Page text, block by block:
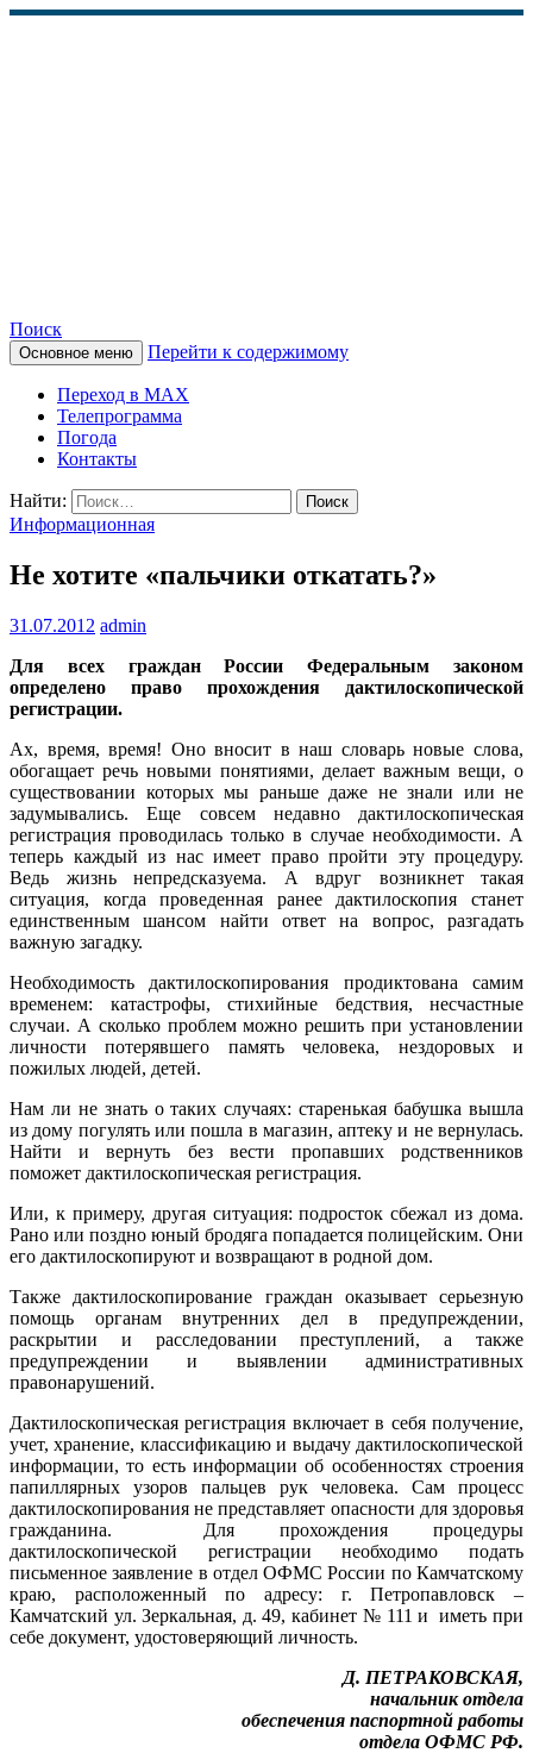
КАМЧАТСКОЕ
ИНФОРМАЦИОННОЕ
АГЕНТСТВО (КИА
«ВЕСТИ»)
Поиск
Основное меню Перейти к содержимому
Переход в MAX
Телепрограмма
Погода
Контакты
Найти:
Информационная
Не хотите «пальчики откатать?»
31.07.2012 admin
Для всех граждан России Федеральным законом
определено право прохождения дактилоскопической
регистрации.
Ах, время, время! Оно вносит в наш словарь новые слова,
обогащает речь новыми понятиями, делает важным вещи, о
существовании которых мы раньше даже не знали или не
задумывались. Еще совсем недавно дактилоскопическая
регистрация проводилась только в случае необходимости. А
теперь каждый из нас имеет право пройти эту процедуру.
Ведь жизнь непредсказуема. А вдруг возникнет такая
ситуация, когда проведенная ранее дактилоскопия станет
единственным шансом найти ответ на вопрос, разгадать
важную загадку.
Необходимость дактилоскопирования продиктована самим
временем: катастрофы, стихийные бедствия, несчастные
случаи. А сколько проблем можно решить при установлении
личности потерявшего память человека, нездоровых и
пожилых людей, детей.
Нам ли не знать о таких случаях: старенькая бабушка вышла
из дому погулять или пошла в магазин, аптеку и не вернулась.
Найти и вернуть без вести пропавших родственников
поможет дактилоскопическая регистрация.
Или, к примеру, другая ситуация: подросток сбежал из дома.
Рано или поздно юный бродяга попадается полицейским. Они
его дактилоскопируют и возвращают в родной дом.
Также дактилоскопирование граждан оказывает серьезную
помощь органам внутренних дел в предупреждении,
раскрытии и расследовании преступлений, а также
предупреждении и выявлении административных
правонарушений.
Дактилоскопическая регистрация включает в себя получение,
учет, хранение, классификацию и выдачу дактилоскопической
информации, то есть информации об особенностях строения
папиллярных узоров пальцев рук человека. Сам процесс
дактилоскопирования не представляет опасности для здоровья
гражданина. Для прохождения процедуры
дактилоскопической регистрации необходимо подать
письменное заявление в отдел ОФМС России по Камчатскому
краю, расположенный по адресу: г. Петропавловск –
Камчатский ул. Зеркальная, д. 49, кабинет № 111 и иметь при
себе документ, удостоверяющий личность.
Д. ПЕТРАКОВСКАЯ,
начальник отдела
обеспечения паспортной работы
отдела ОФМС РФ.